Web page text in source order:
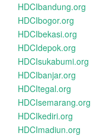
HDCIbandung.org
HDCIbogor.org
HDCIbekasi.org
HDCIdepok.org
HDCIsukabumi.org
HDCIbanjar.org
HDCItegal.org
HDCIsemarang.org
HDCIkediri.org
HDCImadiun.org